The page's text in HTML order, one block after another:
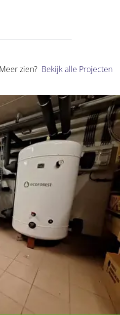
Meer zien? Bekijk alle Projecten